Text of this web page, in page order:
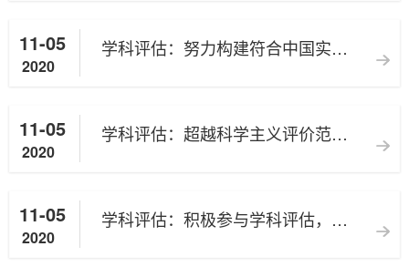
11-05
2020
学科评估：努力构建符合中国实际、具有世界水平的新时代学科评估体系
11-05
2020
学科评估：超越科学主义评价范式，建构中国特色学科评估新体系
11-05
2020
学科评估：积极参与学科评估，努力推动内涵发展